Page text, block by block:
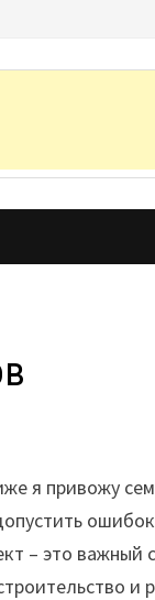
я привожу
– это важный
и